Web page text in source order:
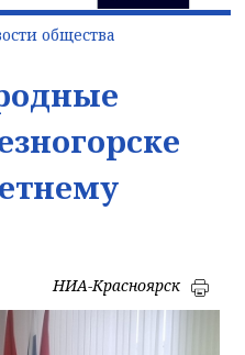
общества
НИА-Красноярск